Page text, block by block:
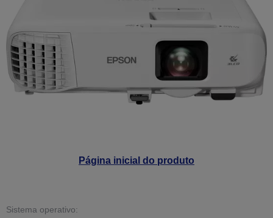
Página inicial do produto
Sistema operativo: